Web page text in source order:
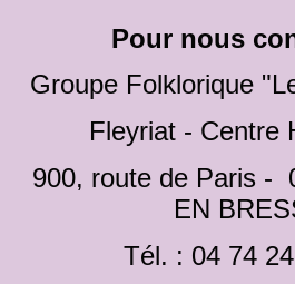
Pour nous
Groupe Folklorique
Fleyriat - Centre
900, route de Paris -
EN
Tél. : 04 74